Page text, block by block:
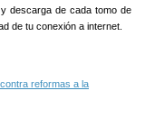
descarga de cada tomo de
de tu conexión a internet.
reformas a la